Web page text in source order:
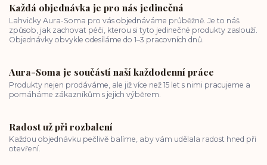
Každá objednávka je pro nás jedinečná
Lahvičky Aura-Soma pro vás objednáváme průběžně. Je to náš
způsob, jak zachovat péči, kterou si tyto jedinečné produkty zaslouží.
Objednávky obvykle odesíláme do 1–3 pracovních dnů.
Aura-Soma je součástí naší každodenní práce
Produkty nejen prodáváme, ale již více než 15 let s nimi pracujeme a
pomáháme zákazníkům s jejich výběrem.
Radost už při rozbalení
Každou objednávku pečlivě balíme, aby vám udělala radost hned při
otevření.